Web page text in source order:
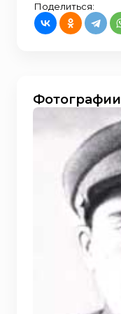
Поделиться:
Фотографии